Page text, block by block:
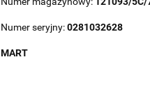
Numer seryjny:0281032628
MART